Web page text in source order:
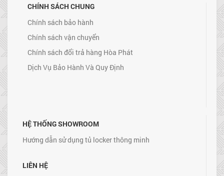
CHÍNH SÁCH CHUNG
Chính sách bảo hành
Chính sách vận chuyển
Chính sách đổi trả hàng Hòa Phát
Dịch Vụ Bảo Hành Và Quy Định
HỆ THỐNG SHOWROOM
Hướng dẫn sử dụng tủ locker thông minh
LIÊN HỆ